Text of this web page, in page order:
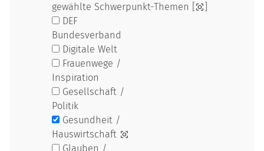
gewählte Schwerpunkt-Themen [
DEF
Bundesverband
Digitale Welt
Frauenwege /
Inspiration
Gesellschaft /
Politik
Gesundheit /
Hauswirtschaft
Glauben /